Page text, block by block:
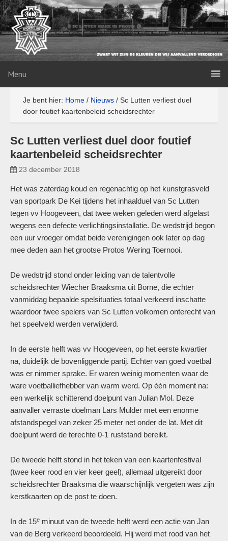
Menu
Je bent hier: Home / Nieuws / Sc Lutten verliest duel
door foutief kaartenbeleid scheidsrechter
Sc Lutten verliest duel door foutief
kaartenbeleid scheidsrechter
23 december 2018
Het was zaterdag koud en regenachtig op het kunstgrasveld
van sportpark De Kei tijdens het inhaalduel van Sc Lutten
tegen vv Hoogeveen, dat twee weken geleden werd afgelast
wegens een defecte verlichtingsinstallatie. De wedstrijd begon
een uur vroeger omdat beide verenigingen ook later op dag
mee deden aan het grootse Protos Wering Toernooi.
De wedstrijd stond onder leiding van de talentvolle
scheidsrechter Wiecher Braaksma uit Borne, die echter
vanmiddag bepaalde spelsituaties totaal verkeerd inschatte
waardoor twee spelers van Sc Lutten volkomen onterecht van
het speelveld werden verwijderd.
In de eerste helft was vv Hoogeveen, op het eerste kwartier
na, duidelijk de bovenliggende partij. Echter van goed voetbal
was er nimmer sprake. Er waren weinig momenten waar de
ware voetballiefhebber van warm werd. Op één moment na:
een werkelijk schitterend doelpunt van Julian Mol. Deze
aanvaller verraste doelman Lars Mulder met een enorme
afstandspegel van zeker 25 meter net onder de lat. Met dit
doelpunt werd de terechte 0-1 ruststand bereikt.
De tweede helft stond in het teken van een kaartenfestival
(twee keer rood en vier keer geel), allemaal uitgereikt door
scheidsrechter Braaksma die waarschijnlijk vergeten was zijn
kerstkaarten op de post te doen.
In de 15e minuut van de tweede helft werd een actie van Jan
van de Berg verkeerd beoordeeld. Hij werd met rood van het